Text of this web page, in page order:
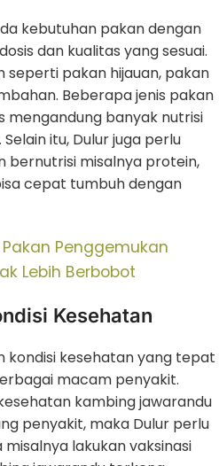
kebutuhan pakan dengan
dan kualitas yang sesuai.
seperti pakan hijauan, pakan
Beberapa jenis pakan
mengandung banyak nutrisi
itu, Dulur juga perlu
bernutrisi misalnya protein,
cepat tumbuh dengan
Penggemukan
Lebih Berbobot
Kesehatan
kondisi kesehatan yang tepat
macam penyakit.
kambing jawarandu
penyakit, maka Dulur perlu
lakukan vaksinasi